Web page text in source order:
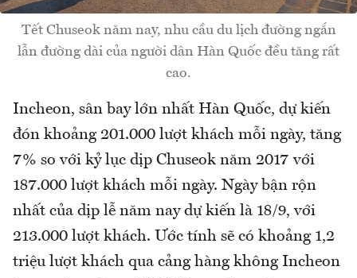
Tết Chuseok năm nay, nhu cầu du lịch đường ngắn
lẫn đường dài của người dân Hàn Quốc đều tăng rất
cao.
Incheon, sân bay lớn nhất Hàn Quốc, dự kiến
đón khoảng 201.000 lượt khách mỗi ngày, tăng
7% so với kỷ lục dịp Chuseok năm 2017 với
187.000 lượt khách mỗi ngày. Ngày bận rộn
nhất của dịp lễ năm nay dự kiến là 18/9, với
213.000 lượt khách. Ước tính sẽ có khoảng 1,2
triệu lượt khách qua cảng hàng không Incheon